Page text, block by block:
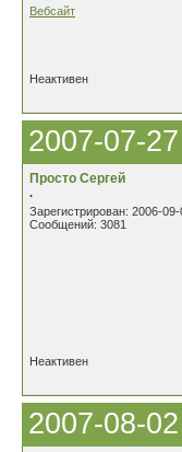
Вебсайт
Неактивен
2007-07-
Просто Сергей
.
Зарегистрирован: 2006-09-
Сообщений: 3081
Неактивен
2007-08-